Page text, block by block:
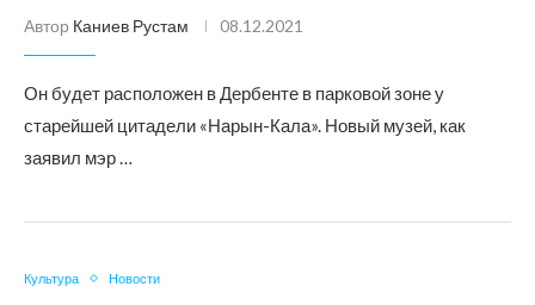
Автор Каниев Рустам 08.12.2021
Он будет расположен в Дербенте в парковой зоне у
старейшей цитадели «Нарын-Кала». Новый музей, как
заявил мэр …
Культура Новости